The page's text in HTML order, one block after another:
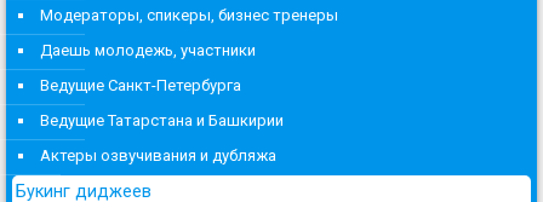
Модераторы, спикеры, бизнес тренеры
Даешь молодежь, участники
Ведущие Санкт-Петербурга
Ведущие Татарстана и Башкирии
Актеры озвучивания и дубляжа
Букинг диджеев